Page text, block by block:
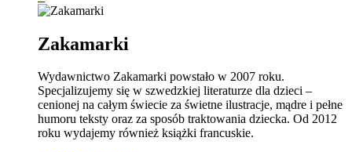
Zakamarki
Wydawnictwo Zakamarki powstało w 2007 roku.
Specjalizujemy się w szwedzkiej literaturze dla dzieci –
cenionej na całym świecie za świetne ilustracje, mądre i pełne
humoru teksty oraz za sposób traktowania dziecka. Od 2012
roku wydajemy również książki francuskie.